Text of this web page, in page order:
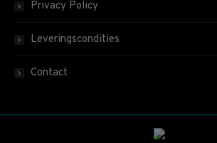
Privacy Policy
Leveringscondities
Contact